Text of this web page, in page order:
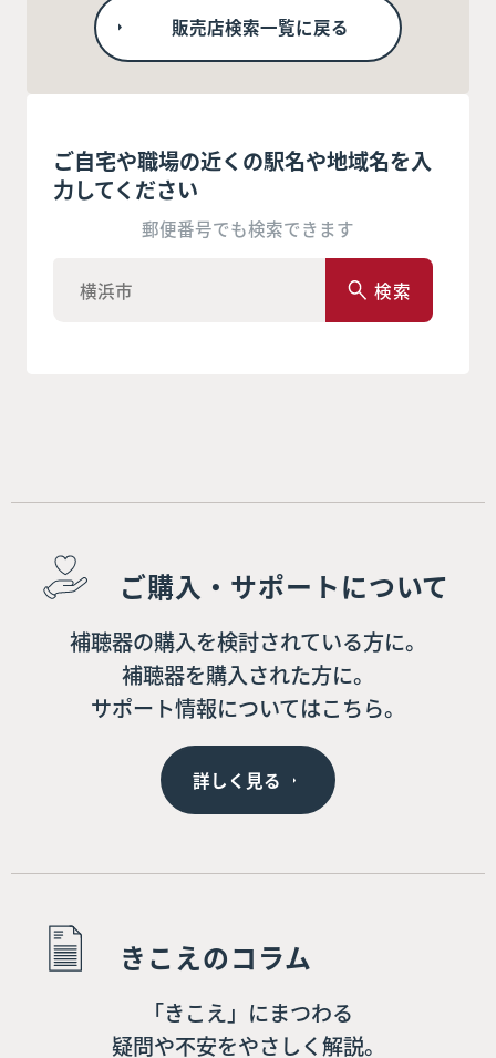
販売店検索一覧に戻る
ご自宅や職場の近くの駅名や地域名を入
力してください
郵便番号でも検索できます
検索
ご購入・サポートについて
補聴器の購入を検討されている方に。
補聴器を購入された方に。
サポート情報についてはこちら。
詳しく見る
きこえのコラム
「きこえ」にまつわる
疑問や不安をやさしく解説。